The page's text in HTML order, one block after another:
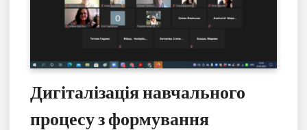
Дигіталізація навчального
процесу з формування